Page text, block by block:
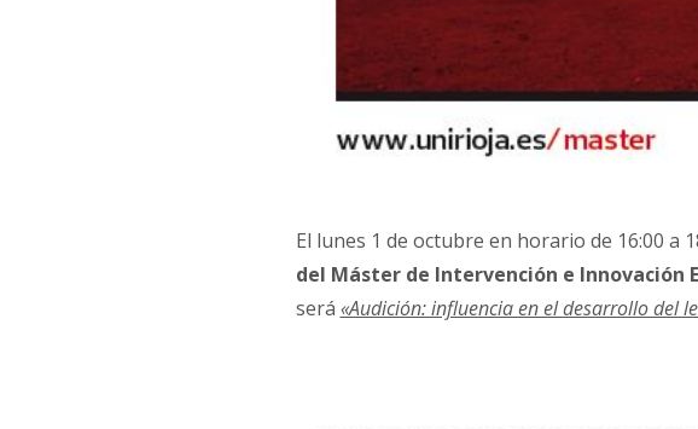
El lunes 1 de octubre en horario de 16:00 a
del Máster de Intervención e Innovación
será «Audición: influencia en el desarrollo del